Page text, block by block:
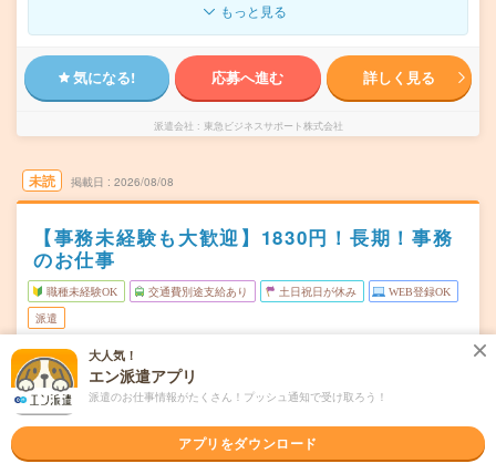
もっと見る
気になる! 応募へ進む 詳しく見る
派遣会社 東急ビジネスサポート株式会社
未読 掲載日 2026/08/08
【事務未経験も大歓迎】1830円！長期！事務
のお仕事
職種未経験OK 交通費別途支給あり 土日祝日が休み WEB登録OK
派遣
勤務地
東京都江東区
テレコムセンター駅から送迎バス10分
曜日頻度
09:00～18:00(実働8時間 休憩1時間)
大人気！
エン派遣アプリ
派遣のお仕事情報がたくさん！プッシュ通知で受け取ろう！
アプリをダウンロード